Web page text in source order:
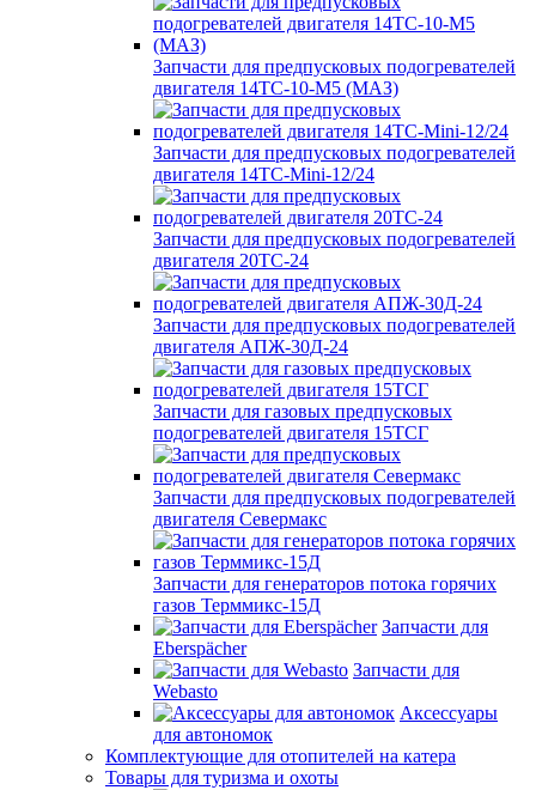
Запчасти для предпусковых подогревателей
двигателя 14ТС-10-М5 (МАЗ)
Запчасти для предпусковых подогревателей
двигателя 14ТС-Mini-12/24
Запчасти для предпусковых подогревателей
двигателя 20ТС-24
Запчасти для предпусковых подогревателей
двигателя АПЖ-30Д-24
Запчасти для газовых предпусковых
подогревателей двигателя 15ТСГ
Запчасти для предпусковых подогревателей
двигателя Севермакс
Запчасти для генераторов потока горячих
газов Терммикс-15Д
Запчасти для
Eberspächer
Запчасти для
Webasto
Аксессуары
для автономок
Комплектующие для отопителей на катера
Товары для туризма и охоты